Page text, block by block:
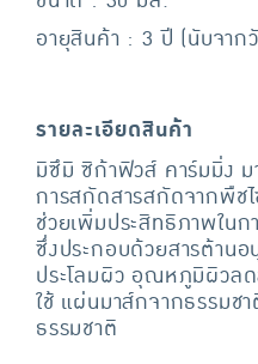
อายุสินค้า : 3 ปี (นับจาก
รายละเอียดสินค้า
มิซึมิ ซิก้าฟิวส์ คาร์มมิ่ง ม
การสกัดสารสกัดจากพืช
ช่วยเพิ่มประสิทธิภาพในก
ซึ่งประกอบด้วยสารต้าน
ประโลมผิว อุณหภูมิผิวล
ใช้ แผ่นมาส์กจากธรรมช
ธรรมชาติ